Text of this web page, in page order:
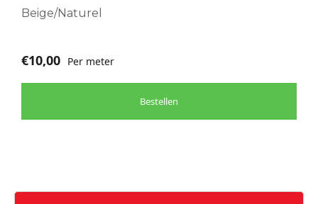
Beige/Naturel
€10,00 Per meter
Bestellen
productpagina